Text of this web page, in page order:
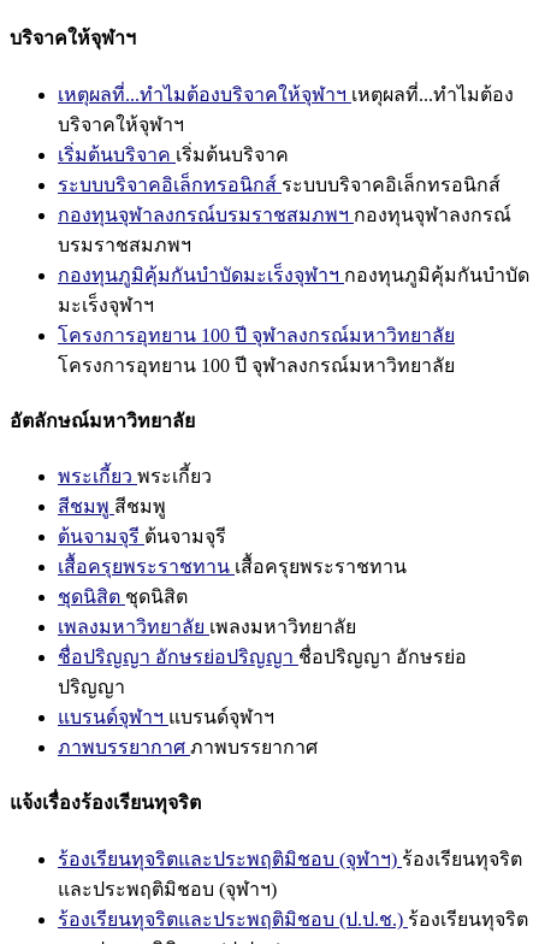
บริจาคให้จุฬาฯ
เหตุผลที่...ทำไมต้องบริจาคให้จุฬาฯ เหตุผลที่...ทำไมต้อง
บริจาคให้จุฬาฯ
เริ่มต้นบริจาค เริ่มต้นบริจาค
ระบบบริจาคอิเล็กทรอนิกส์ ระบบบริจาคอิเล็กทรอนิกส์
กองทุนจุฬาลงกรณ์บรมราชสมภพฯ กองทุนจุฬาลงกรณ์
บรมราชสมภพฯ
กองทุนภูมิคุ้มกันบำบัดมะเร็งจุฬาฯ กองทุนภูมิคุ้มกันบำบัด
มะเร็งจุฬาฯ
โครงการอุทยาน 100 ปี จุฬาลงกรณ์มหาวิทยาลัย
โครงการอุทยาน 100 ปี จุฬาลงกรณ์มหาวิทยาลัย
อัตลักษณ์มหาวิทยาลัย
พระเกี้ยว พระเกี้ยว
สีชมพู สีชมพู
ต้นจามจุรี ต้นจามจุรี
เสื้อครุยพระราชทาน เสื้อครุยพระราชทาน
ชุดนิสิต ชุดนิสิต
เพลงมหาวิทยาลัย เพลงมหาวิทยาลัย
ชื่อปริญญา อักษรย่อปริญญา ชื่อปริญญา อักษรย่อ
ปริญญา
แบรนด์จุฬาฯ แบรนด์จุฬาฯ
ภาพบรรยากาศ ภาพบรรยากาศ
แจ้งเรื่องร้องเรียนทุจริต
ร้องเรียนทุจริตและประพฤติมิชอบ (จุฬาฯ) ร้องเรียนทุจริต
และประพฤติมิชอบ (จุฬาฯ)
ร้องเรียนทุจริตและประพฤติมิชอบ (ป.ป.ช.) ร้องเรียนทุจริต